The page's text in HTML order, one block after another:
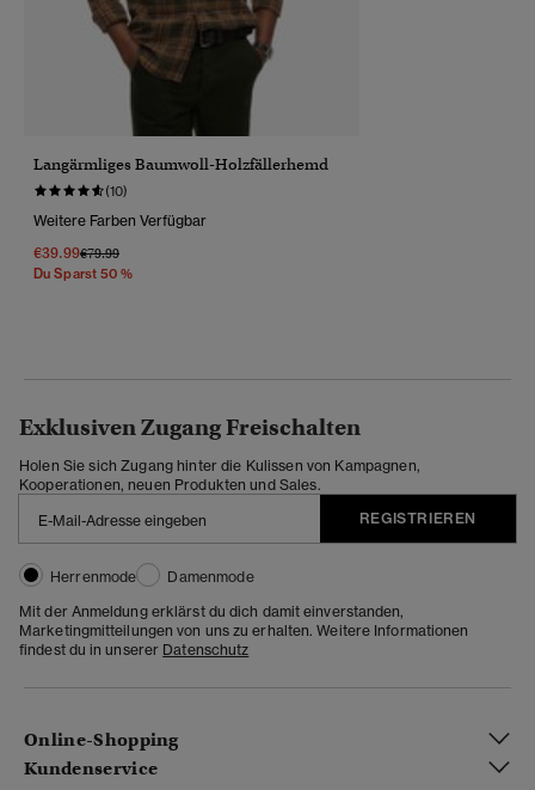
Langärmliges Baumwoll-Holzfällerhemd
(10)
Weitere Farben Verfügbar
€39.99Preis Wurde Reduziert Von
€79.99Bis
Du Sparst 50 %
Exklusiven Zugang Freischalten
Holen Sie sich Zugang hinter die Kulissen von Kampagnen,
Kooperationen, neuen Produkten und Sales.
REGISTRIEREN
Herrenmode
Damenmode
Mit der Anmeldung erklärst du dich damit einverstanden,
Marketingmitteilungen von uns zu erhalten. Weitere Informationen
findest du in unserer Datenschutz
Online-Shopping
Kundenservice